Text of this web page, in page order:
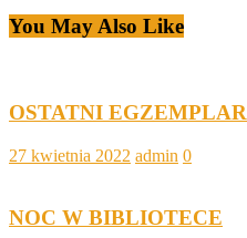
You May Also Like
OSTATNI
27 kwietnia 2022 admin 0
NOC W BIBLIOTECE